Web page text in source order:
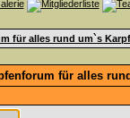
für alles rund um`s
für alles